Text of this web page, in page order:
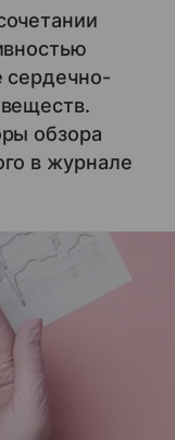
сердечно-
обзора
в журнале